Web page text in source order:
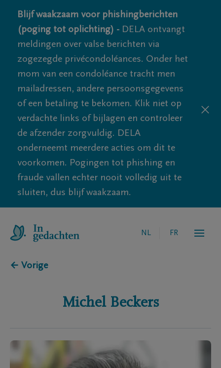
Blijf waakzaam voor phishingberichten
(poging tot oplichting) - DELA ontvangt
meldingen over valse berichten via
zogezegde privécondoléances. Onder het
mom van een condoléance tracht men
mailadressen, andere persoonsgegevens
of een betaling te bekomen. Klik niet op
verdachte links of bijlagen en controleer
de afzender zorgvuldig. DELA
onderneemt meerdere acties om dit te
voorkomen. Pogingen tot phishing en
fraude vallen echter nooit volledig uit te
sluiten, dus blijf waakzaam.
NL FR
← Vorige
Michel Beckers